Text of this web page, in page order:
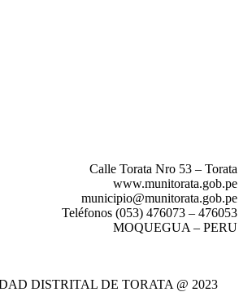
Calle Torata Nro 53 – Torata
www.munitorata.gob.pe
municipio@munitorata.gob.pe
Teléfonos (053) 476073 – 476053
MOQUEGUA – PERU
DISTRITAL DE TORATA @ 2023